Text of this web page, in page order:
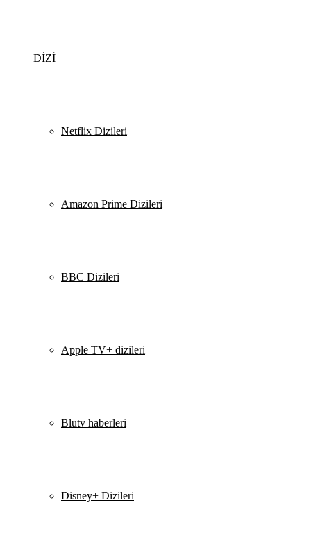
DİZİ
Netflix Dizileri
Amazon Prime Dizileri
BBC Dizileri
Apple TV+ dizileri
Blutv haberleri
Disney+ Dizileri